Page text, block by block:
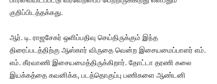
குறிப்பிடத்தக்கது.
ஆர். டி. ராஜசேகர் ஒளிப்பதிவு செய்திருக்கும் இந்த
திரைப்படத்திற்கு ஆஸ்கார் விருதை வென்ற இசையமைப்பாளர் எம்.
எம். கீரவாணி இசையமைத்திருக்கிறார். தோட்டா தரணி கலை
இயக்கத்தை கவனிக்க, படத்தொகுப்பு பணிகளை ஆண்டனி